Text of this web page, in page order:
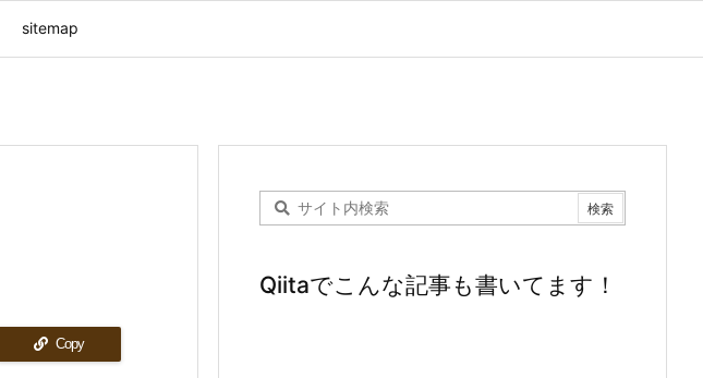
sitemap
Copy
Qiitaでこんな記事も書いてます！